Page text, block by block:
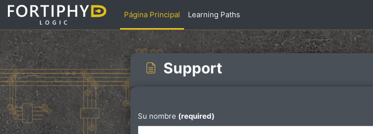
Salta al contenido principal
Página Principal
Learning Paths
Support
Su nombre (required)